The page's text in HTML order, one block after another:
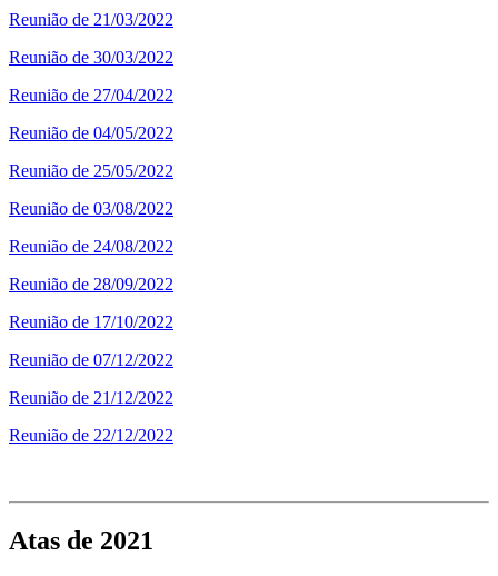
Reunião de 21/03/2022
Reunião de 30/03/2022
Reunião de 27/04/2022
Reunião de 04/05/2022
Reunião de 25/05/2022
Reunião de 03/08/2022
Reunião de 24/08/2022
Reunião de 28/09/2022
Reunião de 17/10/2022
Reunião de 07/12/2022
Reunião de 21/12/2022
Reunião de 22/12/2022
Atas de 2021